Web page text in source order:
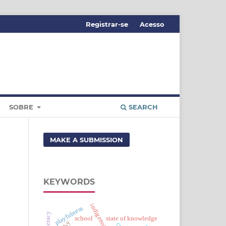
SOBRE SEARCH
Registrar-se Acesso
MAKE A SUBMISSION
KEYWORDS
state of knowledge
school
playfulness